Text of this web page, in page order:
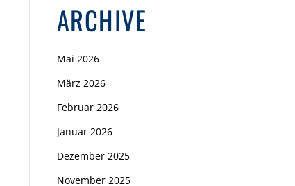
ARCHIVE
Mai 2026
März 2026
Februar 2026
Januar 2026
Dezember 2025
November 2025